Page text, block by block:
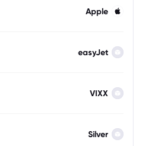
Apple
easyJet
VIXX
Silver